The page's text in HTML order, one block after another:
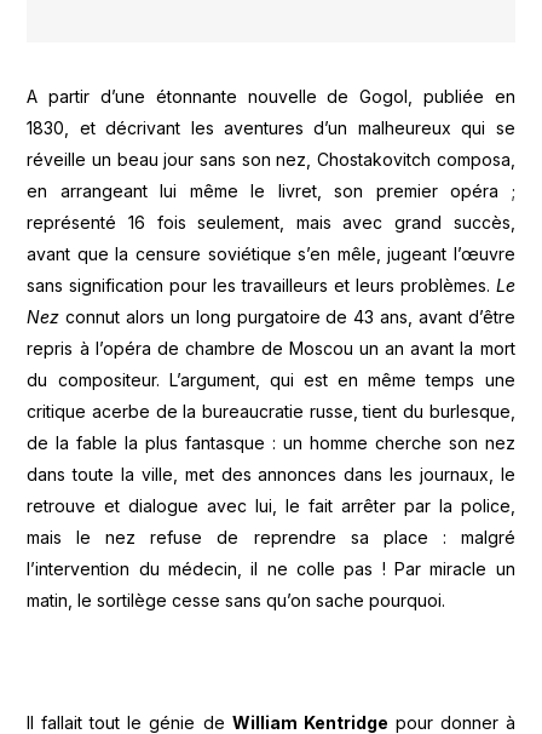
A partir d’une étonnante nouvelle de Gogol, publiée en
1830, et décrivant les aventures d’un malheureux qui se
réveille un beau jour sans son nez, Chostakovitch composa,
en arrangeant lui même le livret, son premier opéra ;
représenté 16 fois seulement, mais avec grand succès,
avant que la censure soviétique s’en mêle, jugeant l’œuvre
sans signification pour les travailleurs et leurs problèmes. Le
Nez connut alors un long purgatoire de 43 ans, avant d’être
repris à l’opéra de chambre de Moscou un an avant la mort
du compositeur. L’argument, qui est en même temps une
critique acerbe de la bureaucratie russe, tient du burlesque,
de la fable la plus fantasque : un homme cherche son nez
dans toute la ville, met des annonces dans les journaux, le
retrouve et dialogue avec lui, le fait arrêter par la police,
mais le nez refuse de reprendre sa place : malgré
l’intervention du médecin, il ne colle pas ! Par miracle un
matin, le sortilège cesse sans qu’on sache pourquoi.
Il fallait tout le génie de William Kentridge pour donner à